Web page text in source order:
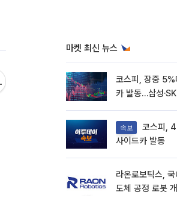
마켓 최신 뉴스
코스피, 장중 5%
카 발동…삼성
속보
사이드카 발동
라온로보틱스,
도체 공정 로봇